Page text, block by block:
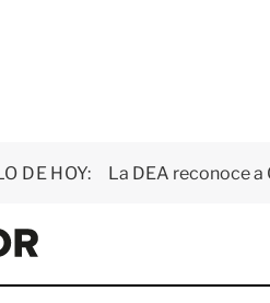
DE HOY: La DEA reconoce
E
x
e